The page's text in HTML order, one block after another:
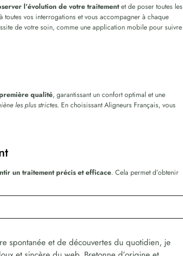
l’évolution de votre traitementet de poser toutes les
toutes vos interrogations et vous accompagner à chaque
de votre soin, comme une application mobile pour suivre
qualité, garantissant un confort optimal et une
les plus strictes. En choisissant Aligneurs Français, vous
un traitement précis et efficace. Cela permet d’obtenir
spontanée et de découvertes du quotidien, je